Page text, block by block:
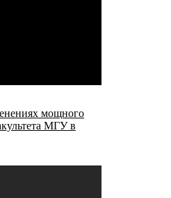
мощного
МГУ в